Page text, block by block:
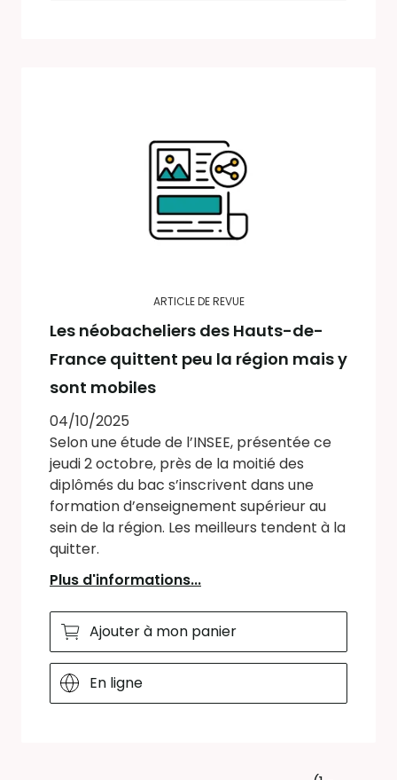
ARTICLE DE REVUE
Les néobacheliers des Hauts-de-
France quittent peu la région mais y
sont mobiles
04/10/2025
Selon une étude de l’INSEE, présentée ce
jeudi 2 octobre, près de la moitié des
diplômés du bac s’inscrivent dans une
formation d’enseignement supérieur au
sein de la région. Les meilleurs tendent à la
quitter.
Plus d'informations...
Ajouter à mon panier
En ligne